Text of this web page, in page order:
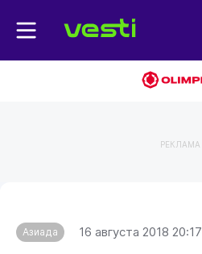
РЕКЛАМА
Азиада 16 августа 2018 20:17